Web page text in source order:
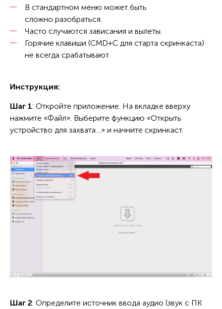
В стандартном меню может быть
сложно разобраться.
Часто случаются зависания и вылеты.
Горячие клавиши (CMD+C для старта скринкаста)
не всегда срабатывают.
Инструкция:
Шаг 1: Откройте приложение. На вкладке вверху
нажмите «Файл». Выберите функцию «Открыть
устройство для захвата…» и начните скринкаст.
Шаг 2: Определите источник ввода аудио (звук с ПК